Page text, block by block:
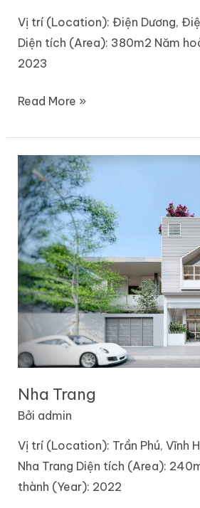
Vị trí (Location): Điện Dương,
Diện tích (Area): 380m2 Năm
2023
Read More »
Nha Trang
Bởi admin
Vị trí (Location): Trần Phú, Vĩnh
Nha Trang Diện tích (Area):
thành (Year): 2022
Nha
Trang